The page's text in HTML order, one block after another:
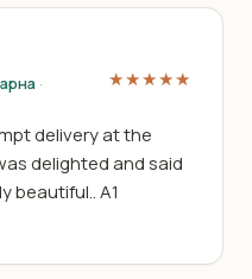
·
★★★★★
delivery at the
delighted and said
beautiful.. A1